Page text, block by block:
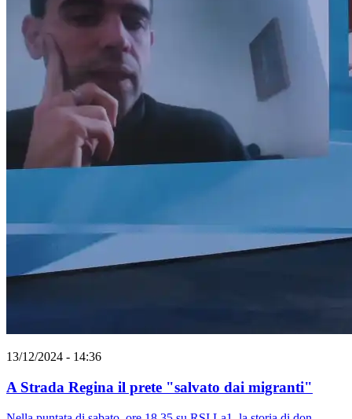
13/12/2024 - 14:36
A Strada Regina il prete "salvato dai migranti"